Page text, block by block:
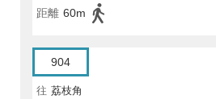
距離 60m
904
往 荔枝角